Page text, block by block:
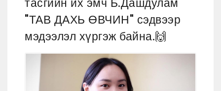
"ТАВ ДАХЬ ӨВЧИН" сэдвээр
мэдээлэл хүргэж байна.🙌